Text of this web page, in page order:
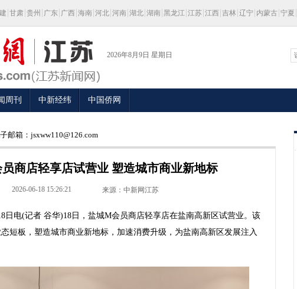
甘肃 贵州 广东 广西 海南 河北 河南 湖北 湖南 黑龙江 江苏 江西 吉林 辽宁 内蒙古 宁夏
2026年8月9日 星期日
周刊 中新经纬 中国侨网
邮箱：jsxww110@126.com
商店轻享店试营业 塑造城市商业新地标
2026-06-18 15:26:21 来源：中新网江苏
电(记者 谷华)18日，盐城M会员商店轻享店在盐南高新区试营业。该
短板，塑造城市商业新地标，加速消费升级，为盐南高新区发展注入